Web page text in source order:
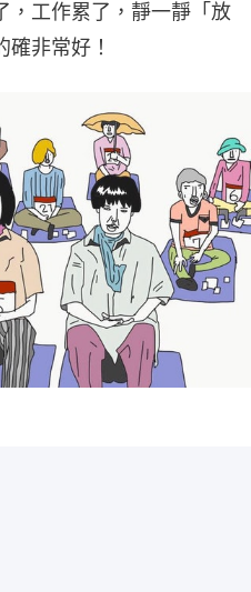
，工作累了，靜一靜「放
非常好！